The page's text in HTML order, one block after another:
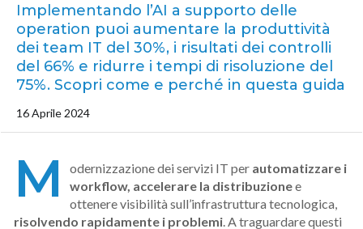
Implementando l’AI a supporto delle
operation puoi aumentare la produttività
dei team IT del 30%, i risultati dei controlli
del 66% e ridurre i tempi di risoluzione del
75%. Scopri come e perché in questa guida
16 Aprile 2024
M odernizzazione dei servizi IT per automatizzare i
workflow, accelerare la distribuzionee
ottenere visibilità sull’infrastruttura tecnologica,
risolvendo rapidamente i problemi. A traguardare questi